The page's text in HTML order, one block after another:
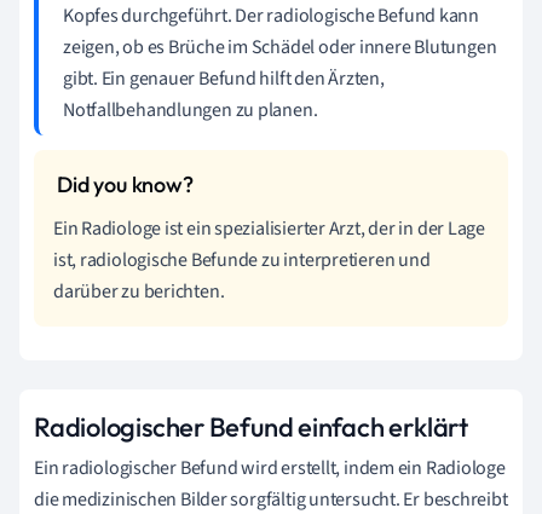
Kopfes durchgeführt. Der radiologische Befund kann
zeigen, ob es Brüche im Schädel oder innere Blutungen
gibt. Ein genauer Befund hilft den Ärzten,
Notfallbehandlungen zu planen.
Ein Radiologe ist ein spezialisierter Arzt, der in der Lage
ist, radiologische Befunde zu interpretieren und
darüber zu berichten.
Radiologischer Befund einfach erklärt
Ein radiologischer Befund wird erstellt, indem ein Radiologe
die medizinischen Bilder sorgfältig untersucht. Er beschreibt